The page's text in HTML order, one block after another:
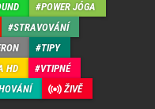
POWER JÓGA
STRAVOVÁNÍ
TIPY
HD
VTIPNÉ
ŽIVĚ